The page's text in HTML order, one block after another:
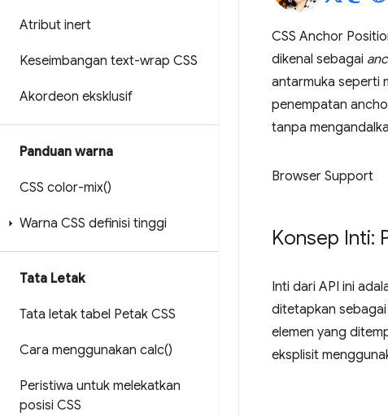
Atribut inert
Keseimbangan text-wrap CSS
Akordeon eksklusif
Panduan warna
CSS color-mix()
Warna CSS definisi tinggi
Tata Letak
Tata letak tabel Petak CSS
Cara menggunakan calc()
Peristiwa untuk melekatkan
posisi CSS
CSS Anchor
dikenal sebagai
antarmuka seperti
penempatan
tanpa
Browser Support
Konsep Inti:
Inti dari API ini
ditetapkan
elemen yang
eksplisit